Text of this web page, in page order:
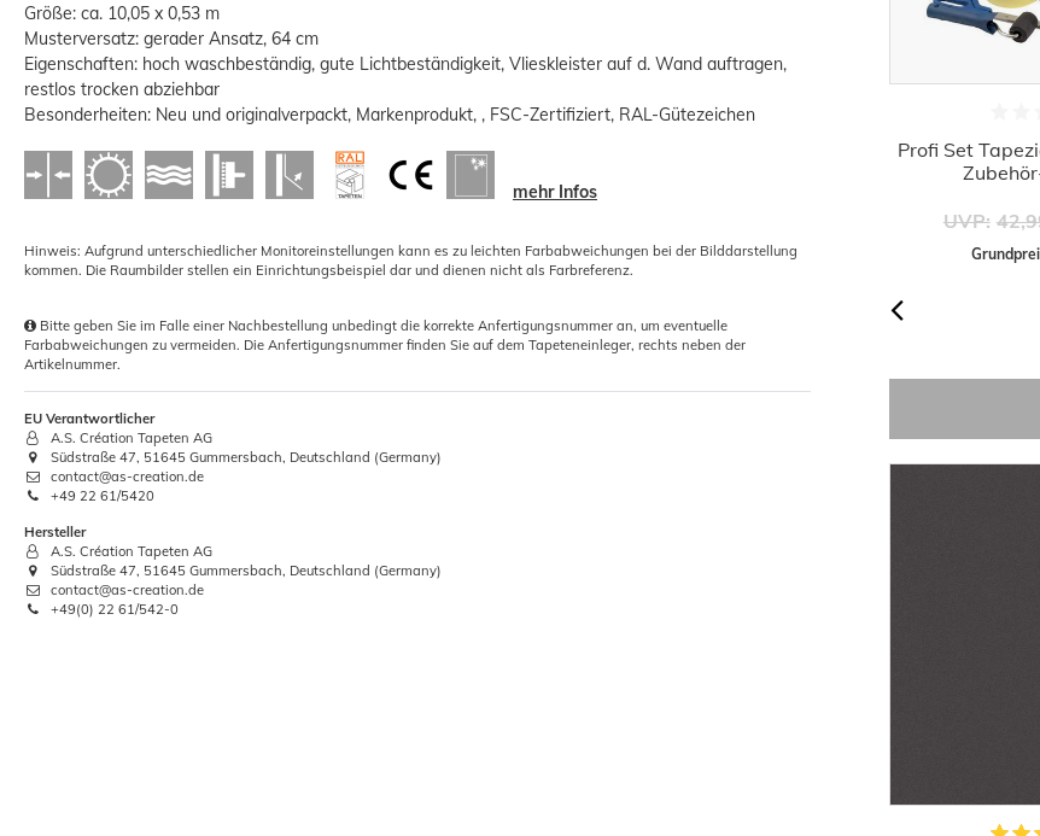
Größe: ca. 10,05 x 0,53 m
Musterversatz: gerader Ansatz, 64 cm
Eigenschaften: hoch waschbeständig, gute Lichtbeständigkeit, Vlieskleister auf d. Wand auftragen,
restlos trocken abziehbar
Besonderheiten: Neu und originalverpackt, Markenprodukt, , FSC-Zertifiziert, RAL-Gütezeichen
mehr Infos
Hinweis: Aufgrund unterschiedlicher Monitoreinstellungen kann es zu leichten Farbabweichungen bei der Bilddarstellung
kommen. Die Raumbilder stellen ein Einrichtungsbeispiel dar und dienen nicht als Farbreferenz.
Bitte geben Sie im Falle einer Nachbestellung unbedingt die korrekte Anfertigungsnummer an, um eventuelle
Farbabweichungen zu vermeiden. Die Anfertigungsnummer finden Sie auf dem Tapeteneinleger, rechts neben der
Artikelnummer.
EU Verantwortlicher
A.S. Création Tapeten AG
Südstraße 47, 51645 Gummersbach, Deutschland (Germany)
contact@as-creation.de
+49 22 61/5420
Hersteller
A.S. Création Tapeten AG
Südstraße 47, 51645 Gummersbach, Deutschland (Germany)
contact@as-creation.de
+49(0) 22 61/542-0
1x Rollkleister Instant Vlieskleister
Tapeten Kleister 200g
Grundpreis: 11,45 € / Kilogramm Grundpreis: 9,82 € / Kilogramm
Profi Set
UVP: